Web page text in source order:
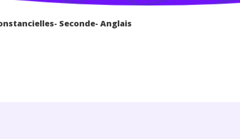
Seconde- Anglais